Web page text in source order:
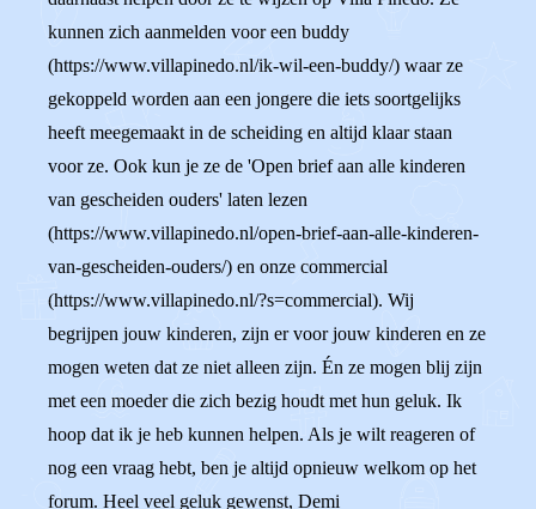
kunnen zich aanmelden voor een buddy
(https://www.villapinedo.nl/ik-wil-een-buddy/) waar ze
gekoppeld worden aan een jongere die iets soortgelijks
heeft meegemaakt in de scheiding en altijd klaar staan
voor ze. Ook kun je ze de 'Open brief aan alle kinderen
van gescheiden ouders' laten lezen
(https://www.villapinedo.nl/open-brief-aan-alle-kinderen-
van-gescheiden-ouders/) en onze commercial
(https://www.villapinedo.nl/?s=commercial). Wij
begrijpen jouw kinderen, zijn er voor jouw kinderen en ze
mogen weten dat ze niet alleen zijn. Én ze mogen blij zijn
met een moeder die zich bezig houdt met hun geluk. Ik
hoop dat ik je heb kunnen helpen. Als je wilt reageren of
nog een vraag hebt, ben je altijd opnieuw welkom op het
forum. Heel veel geluk gewenst, Demi